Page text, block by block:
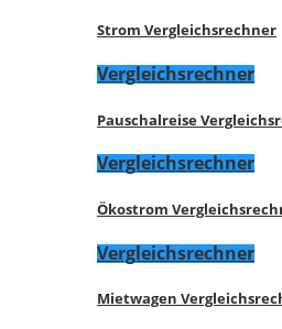
Strom Vergleichsrechner
Vergleichsrechner
Pauschalreise
Vergleichsrechner
Ökostrom
Vergleichsrechner
Mietwagen